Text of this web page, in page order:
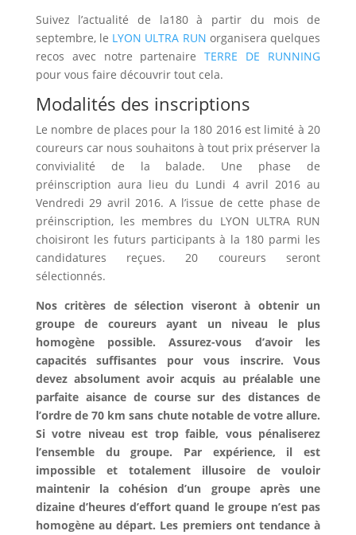
Suivez l’actualité de la180 à partir du mois de
septembre, le LYON ULTRA RUN organisera quelques
recos avec notre partenaireTERRE DE RUNNING
pour vous faire découvrir tout cela.
Modalités des inscriptions
Le nombre de places pour la 180 2016 est limité à 20
coureurs car nous souhaitons à tout prix préserver la
convivialité de la balade. Une phase de
préinscription aura lieu du Lundi 4 avril 2016 au
Vendredi 29 avril 2016. A l’issue de cette phase de
préinscription, les membres du LYON ULTRA RUN
choisiront les futurs participants à la 180 parmi les
candidatures reçues. 20 coureurs seront
sélectionnés.
Nos critères de sélection viseront à obtenir un
groupe de coureurs ayant un niveau le plus
homogène possible. Assurez-vous d’avoir les
capacités suffisantes pour vous inscrire. Vous
devez absolument avoir acquis au préalable une
parfaite aisance de course sur des distances de
l’ordre de 70 km sans chute notable de votre allure.
Si votre niveau est trop faible, vous pénaliserez
l’ensemble du groupe. Par expérience, il est
impossible et totalement illusoire de vouloir
maintenir la cohésion d’un groupe après une
dizaine d’heures d’effort quand le groupe n’est pas
homogène au départ. Les premiers ont tendance à